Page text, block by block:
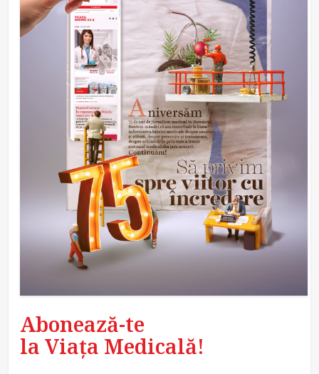
Abonează-te
la Viața Medicală!